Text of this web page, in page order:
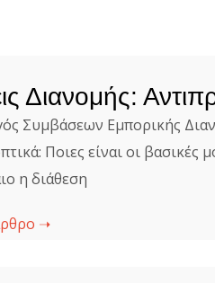
Διανομής:
Συμβάσεων Εμπορικής
Ποιες είναι οι βασικές
η διάθεση
➝